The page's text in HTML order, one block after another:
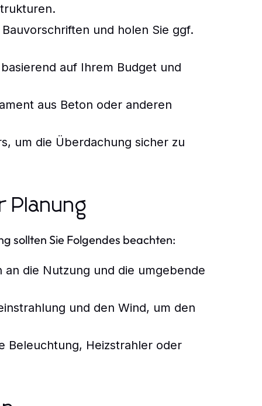
und holen Sie ggf.
auf Ihrem Budget und
aus Beton oder anderen
um die Überdachung sicher zu
Planung
sollten Sie Folgendes beachten:
an die Nutzung und die umgebende
und den Wind, um den
Beleuchtung, Heizstrahler oder